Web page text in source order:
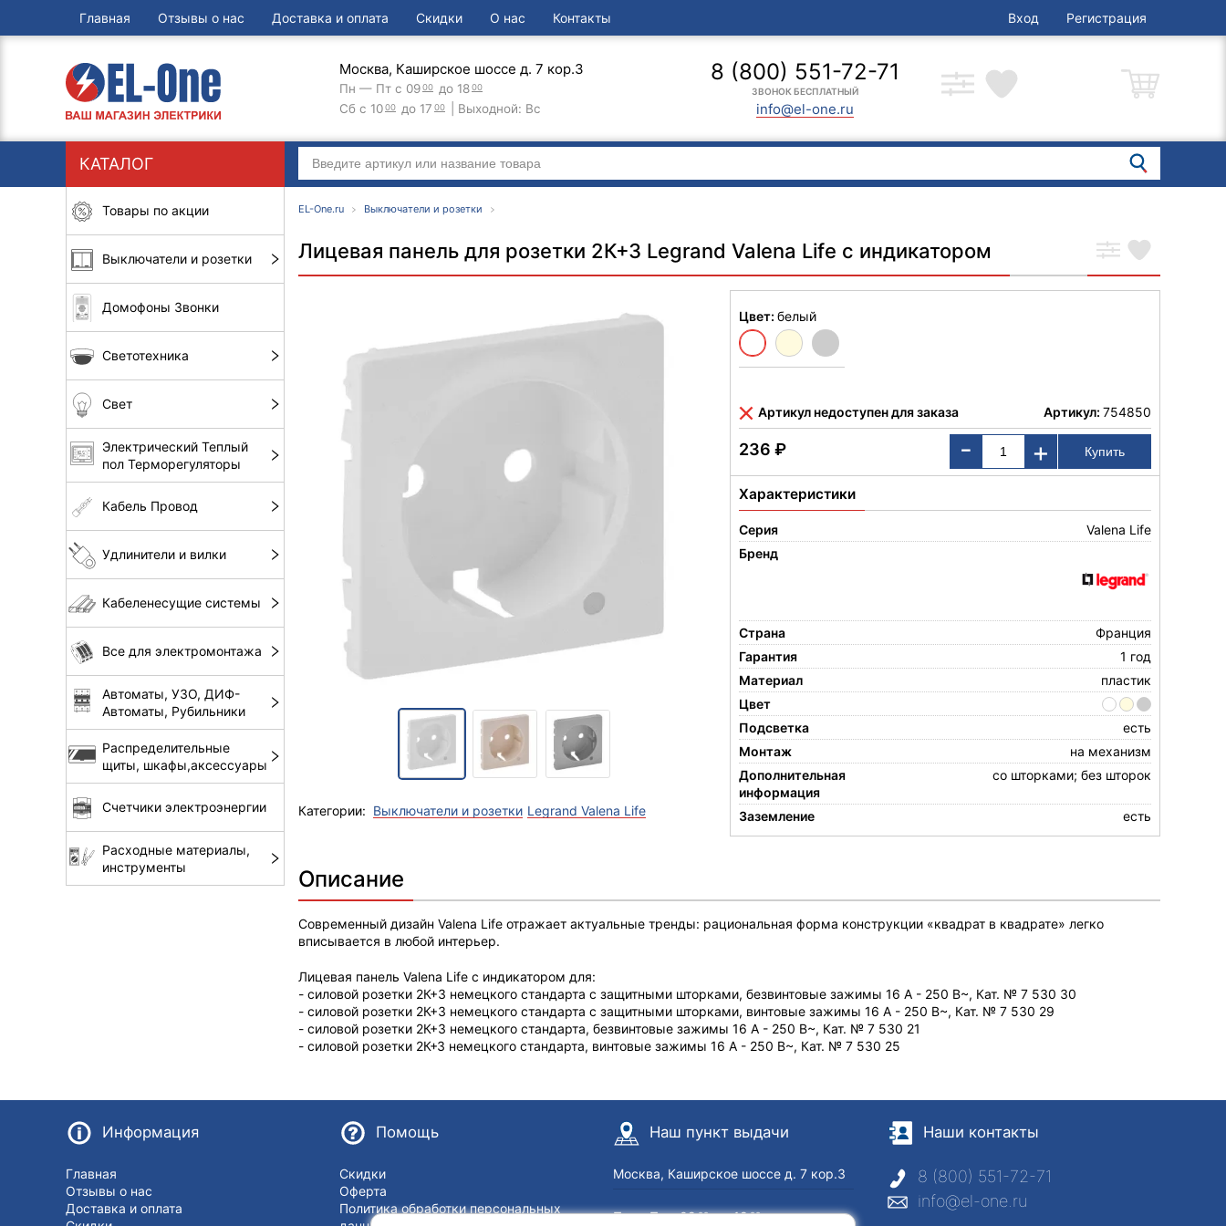
Главная Отзывы о нас Доставка и оплата Скидки О нас Контакты Вход Регистрация
Москва, Каширское шоссе д. 7 кор.3
Пн — Пт с 0900 до 1800
Сб с 1000 до 17 00 | Выходной: Вс
8 (800) 551-72-71
ЗВОНОК БЕСПЛАТНЫЙ
info@el-one.ru
КАТАЛОГ
Товары по акции
Выключатели и розетки
Домофоны Звонки
Светотехника
Свет
Электрический Теплый
пол Терморегуляторы
Кабель Провод
Удлинители и вилки
Кабеленесущие системы
Все для электромонтажа
Автоматы, УЗО, ДИФ-
Автоматы, Рубильники
Распределительные
щиты, шкафы,аксессуары
Счетчики электроэнергии
Расходные материалы,
инструменты
EL-One.ru Выключатели и розетки
Лицевая панель для розетки 2К+З Legrand Valena Life с индикатором
Категории: Выключатели и розетки Legrand Valena Life
Цвет: белый
Артикул недоступен для заказа Артикул: 754850
236 ₽ - +
Характеристики
Серия
Valena Life
Бренд
Страна
Франция
Гарантия
1 год
Материал
пластик
Цвет
Подсветка
есть
Монтаж
на механизм
Дополнительная
информация
со шторками; без шторок
Заземление есть
Описание
Современный дизайн Valena Life отражает актуальные тренды: рациональная форма конструкции «квадрат в квадрате» легко
вписывается в любой интерьер.
Лицевая панель Valena Life с индикатором для:
- силовой розетки 2К+3 немецкого стандарта с защитными шторками, безвинтовые зажимы 16 A - 250 В~, Кат. № 7 530 30
- силовой розетки 2К+3 немецкого стандарта с защитными шторками, винтовые зажимы 16 A - 250 В~, Кат. № 7 530 29
- силовой розетки 2К+3 немецкого стандарта, безвинтовые зажимы 16 A - 250 В~, Кат. № 7 530 21
- силовой розетки 2К+З немецкого стандарта, винтовые зажимы 16 A - 250 В~, Кат. № 7 530 25
Информация
Главная
Отзывы о нас
Доставка и оплата
Помощь
Скидки
Оферта
Политика обработки персональных
Наш пункт выдачи
Москва, Каширское шоссе д. 7 кор.3
Пн — Пт с 0900до 1800
Наши контакты
8 (800) 551-72-71
info@el-one.ru